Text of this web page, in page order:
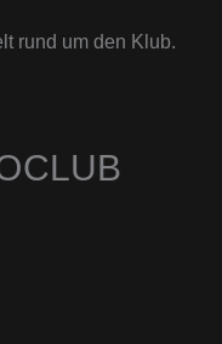
rund um den Klub.